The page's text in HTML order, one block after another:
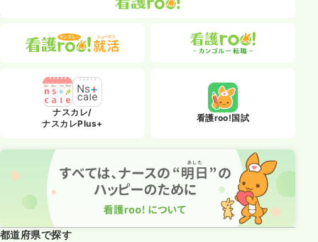
ナスカレ/
ナスカレPlus+
看護roo!国試
都道府県で探す